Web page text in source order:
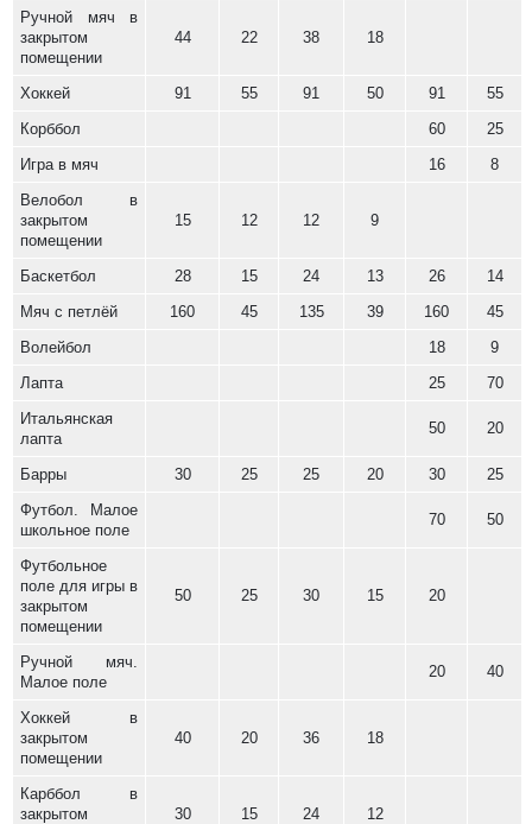
Ручной мяч в
закрытом
помещении
44 22 38 18
Хоккей 91 55 91 50 91
55
Корббол
60
25
Игра в мяч
16
8
Велобол в
закрытом
помещении
15 12 12 9
Баскетбол 28 15 24 13 26
14
Мяч с петлёй
160 45 135 39 160
45
Волейбол
18
9
Лапта
25
70
Итальянская
лапта
50 20
Барры 30 25 25 20 30
25
Футбол. Малое
школьное поле
70 50
Футбольное
поле для игры в
закрытом
помещении
50 25 30 15 20
Ручной мяч.
Малое поле
20 40
Хоккей в
закрытом
помещении
40 20 36 18
Карббол в
закрытом
30 15 24 12